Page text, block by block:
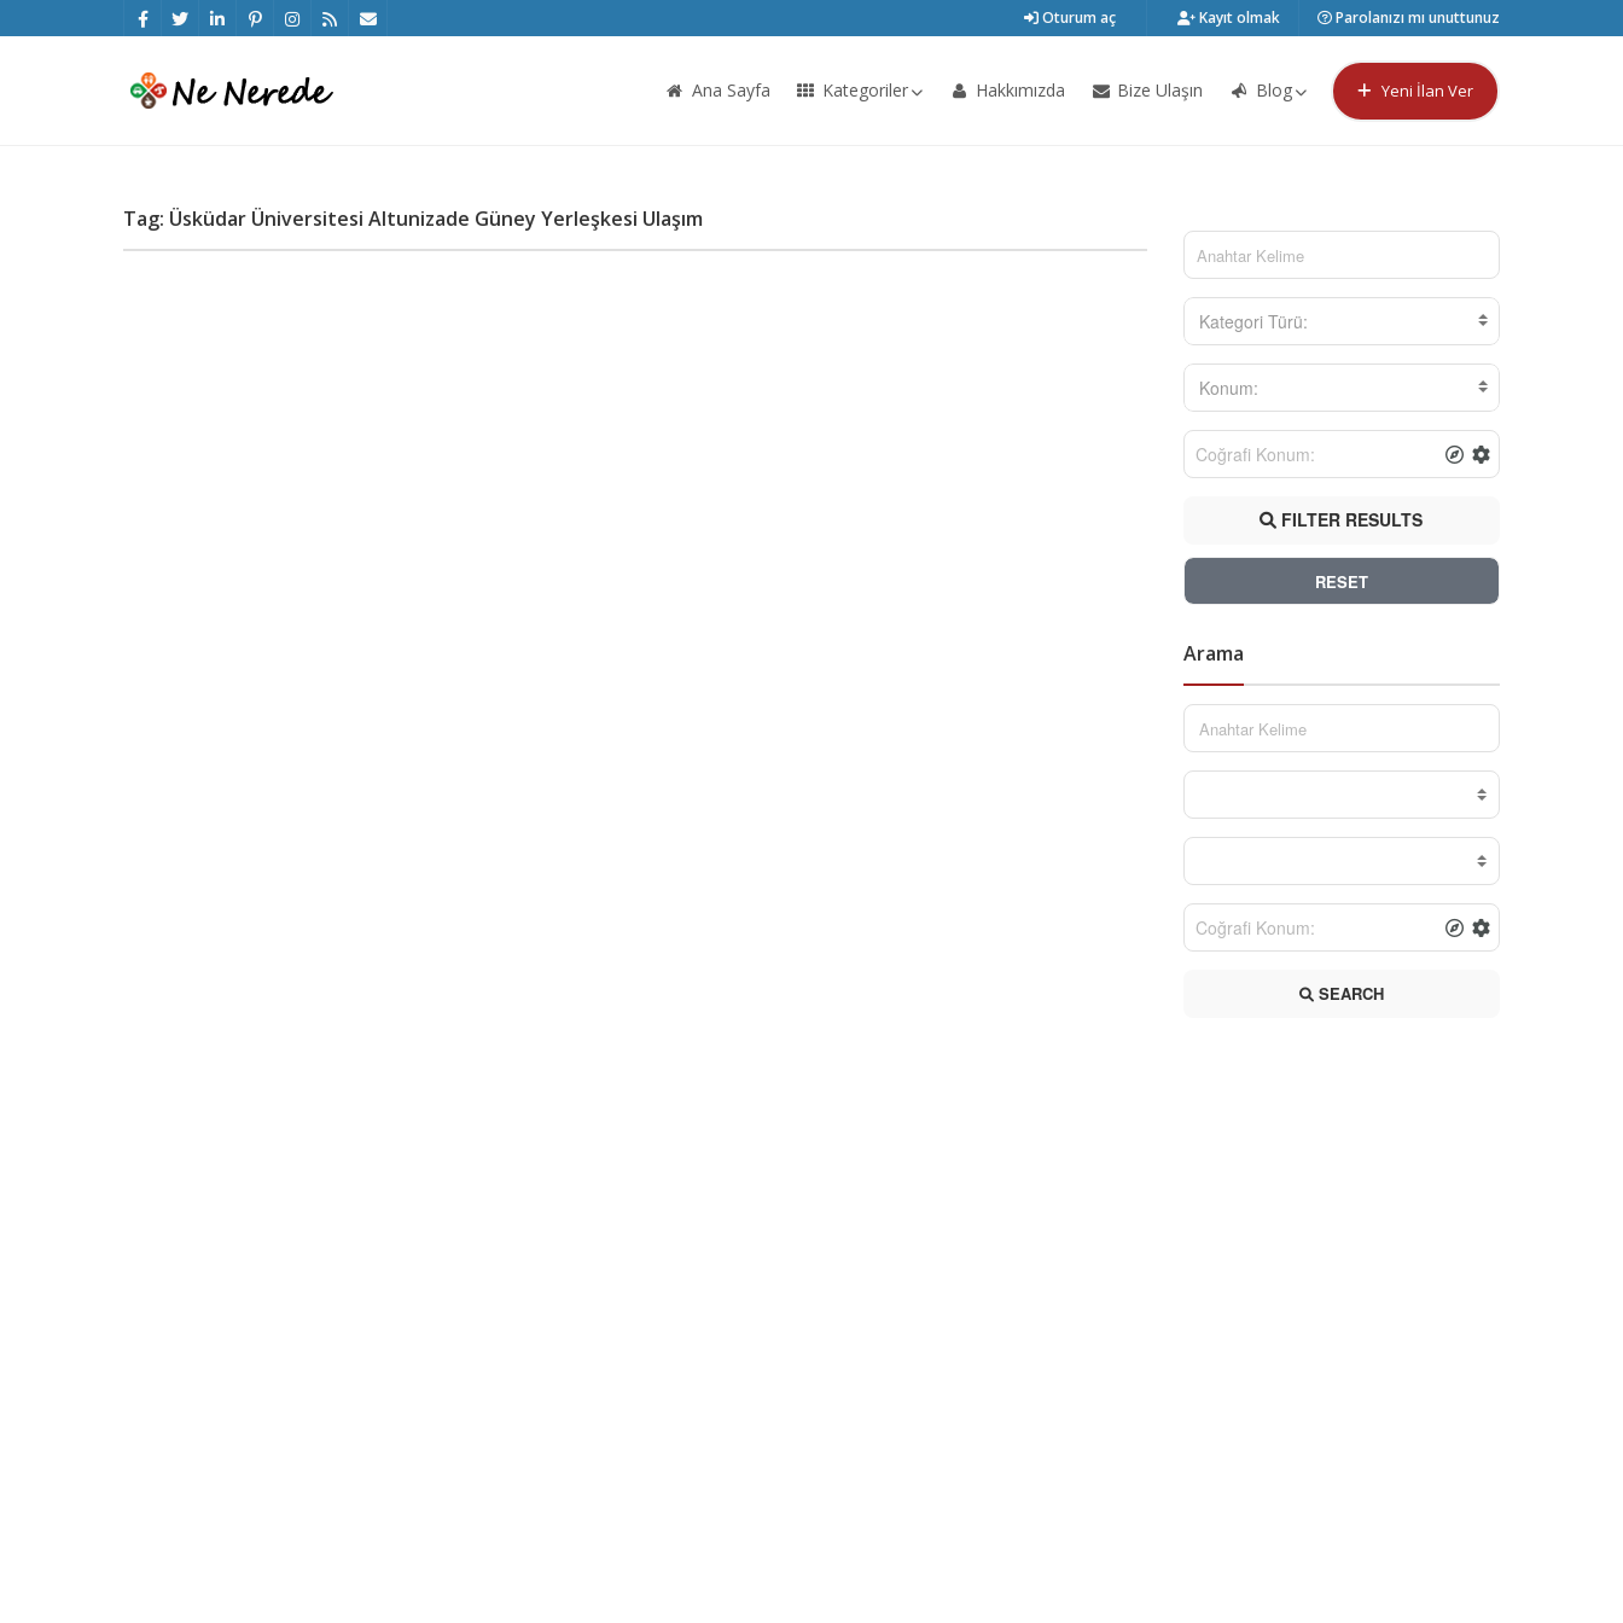
Oturum aç Kayıt olmak Parolanızı mı unuttunuz
Ana Sayfa Kategoriler Hakkımızda Bize Ulaşın Blog Yeni İlan Ver
Tag: Üsküdar Üniversitesi Altunizade Güney Yerleşkesi Ulaşım
Kategori Türü:
Konum:
FILTER RESULTS
RESET
Arama
SEARCH